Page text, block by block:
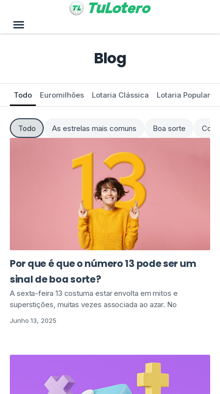
Blog
Euromilhões Lotaria Clássica Lotaria Popular
Todo
As estrelas mais comuns Boa sorte
Todo
Por que é que o número 13 pode ser um
sinal de boa sorte?
A sexta-feira 13 costuma estar envolta em mitos e
superstições, muitas vezes associada ao azar. No
Junho 13, 2025